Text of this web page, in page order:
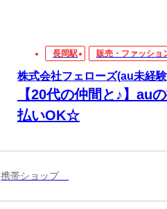
長岡駅 販売・ファッショ
株式会社フェローズ(au未経
【20代の仲間と♪】au
払いOK☆
携帯ショップ